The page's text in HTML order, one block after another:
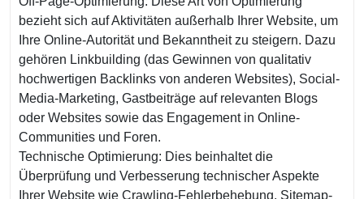
bezieht sich auf Aktivitäten außerhalb Ihrer Website, um
Ihre Online-Autorität und Bekanntheit zu steigern. Dazu
gehören Linkbuilding (das Gewinnen von qualitativ
hochwertigen Backlinks von anderen Websites), Social-
Media-Marketing, Gastbeiträge auf relevanten Blogs
oder Websites sowie das Engagement in Online-
Communities und Foren.
Technische Optimierung: Dies beinhaltet die
Überprüfung und Verbesserung technischer Aspekte
Ihrer Website wie Crawling-Fehlerbehebung, Sitemap-